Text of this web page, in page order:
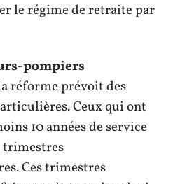
le régime de retraite par
pompiers
réforme prévoit des
Ceux qui ont
10 années de service
trimestres
Ces trimestres